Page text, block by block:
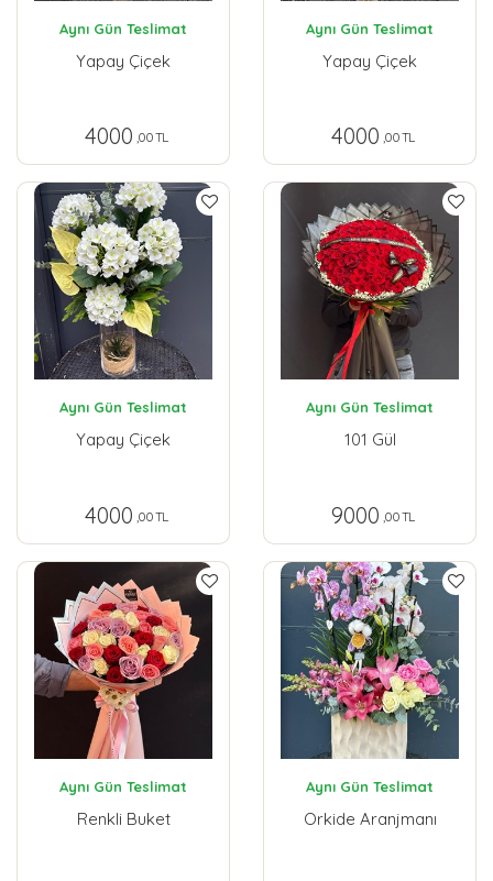
Aynı Gün Teslimat
Yapay Çiçek
4000 ,00 TL
Aynı Gün Teslimat
Yapay Çiçek
4000 ,00 TL
Aynı Gün Teslimat
Yapay Çiçek
4000 ,00 TL
Aynı Gün Teslimat
101 Gül
9000 ,00 TL
Aynı Gün Teslimat
Renkli Buket
Aynı Gün Teslimat
Orkide Aranjmanı